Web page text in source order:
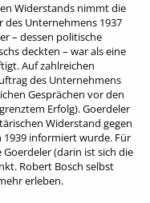
Widerstands nimmt die
des Unternehmens 1937
– dessen politische
deckten – war als eine
Auf zahlreichen
des Unternehmens
Gesprächen vor den
Erfolg). Goerdeler
Widerstand gegen
informiert wurde. Für
(darin ist sich die
Robert Bosch selbst
erleben.